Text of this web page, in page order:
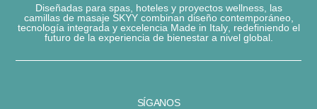
Diseñadas para spas, hoteles y proyectos wellness, las
camillas de masaje SKYYcombinan diseño contemporáneo,
tecnología integraday excelencia Made in Italy, redefiniendo el
futuro de la experiencia de bienestar a nivel global.
SÍGANOS